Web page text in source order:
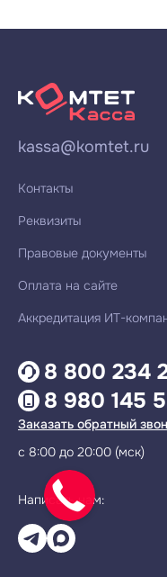
kassa@komtet.ru
Контакты
Реквизиты
Правовые документы
Оплата на сайте
Аккредитация ИТ-
8 800 234
8 980 145
Заказать обратный
с 8:00 до 20:00 (мск)
Написать нам: